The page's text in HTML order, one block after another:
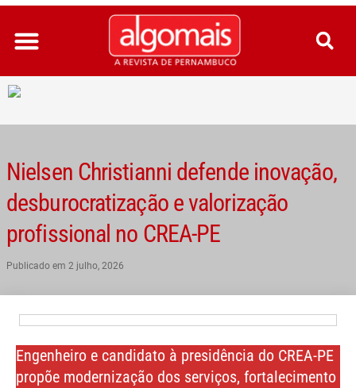
Ir
para
conteúdo
Nielsen Christianni defende inovação,
desburocratização e valorização
profissional no CREA-PE
Publicado em 2 julho, 2026
Engenheiro e candidato à presidência do CREA-PE
propõe modernização dos serviços, fortalecimento